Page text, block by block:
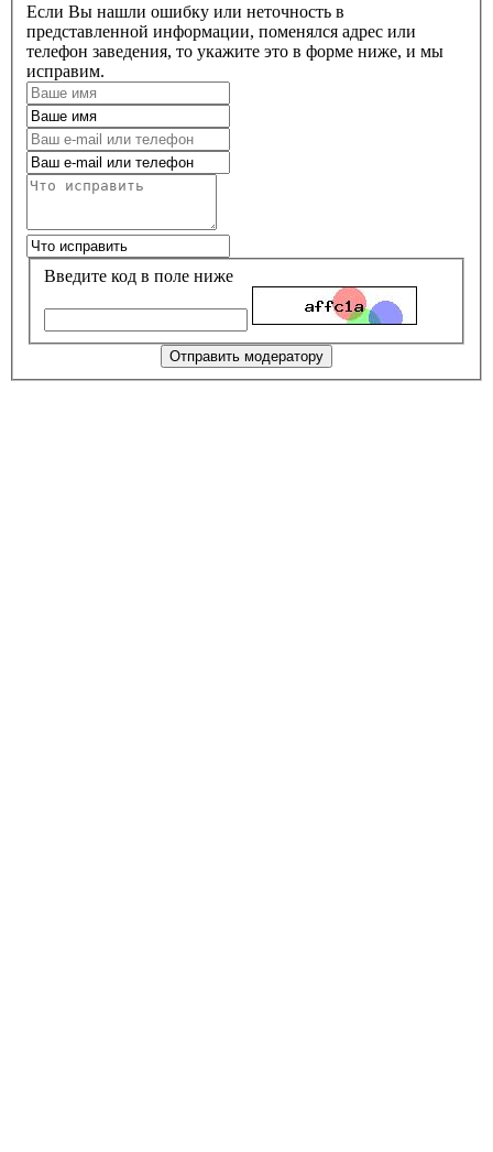
Если Вы нашли ошибку или неточность в
представленной информации, поменялся адрес или
телефон заведения, то укажите это в форме ниже, и мы
исправим.
Введите код в поле ниже
Отправить модератору